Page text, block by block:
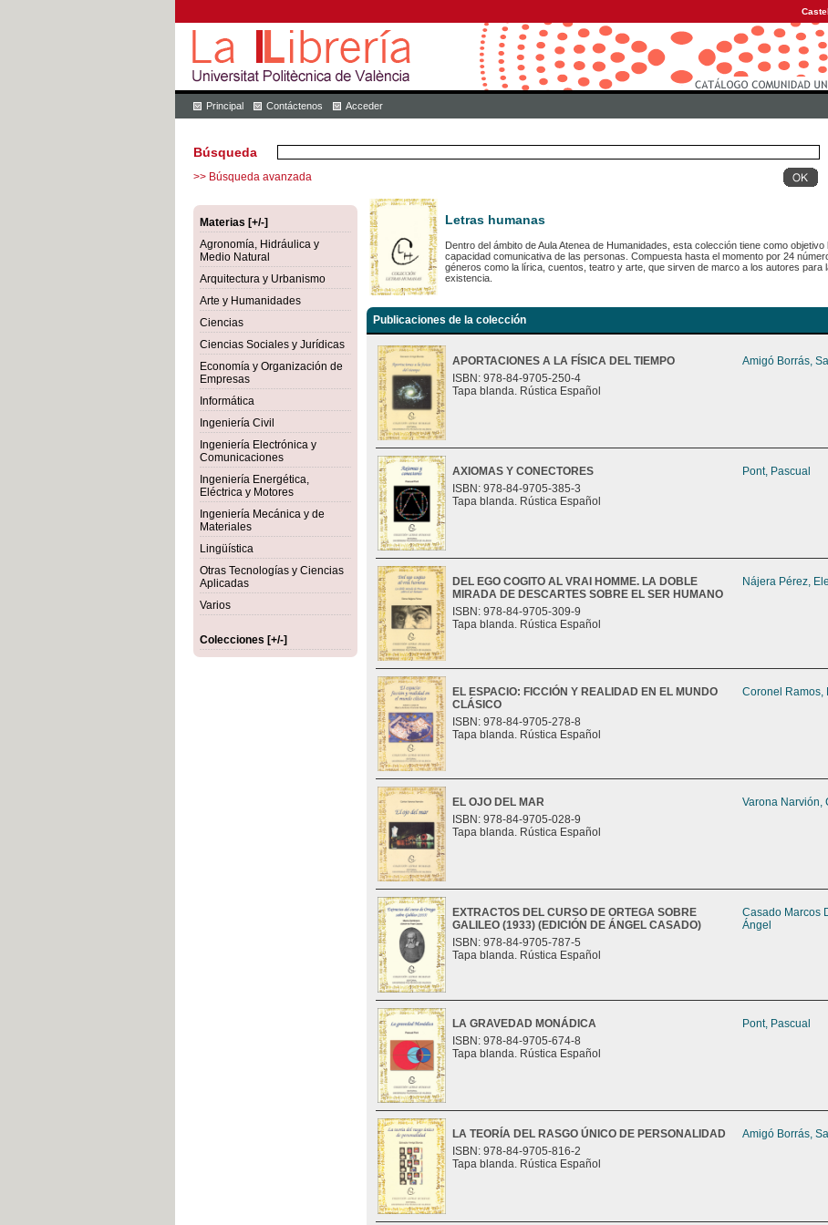
Principal Contáctenos Acceder
Búsqueda
>> Búsqueda avanzada
Materias [+/-]
Agronomía, Hidráulica y
Medio Natural
Arquitectura y Urbanismo
Arte y Humanidades
Ciencias
Ciencias Sociales y Jurídicas
Economía y Organización de
Empresas
Informática
Ingeniería Civil
Ingeniería Electrónica y
Comunicaciones
Ingeniería Energética,
Eléctrica y Motores
Ingeniería Mecánica y de
Materiales
Lingüística
Otras Tecnologías y Ciencias
Aplicadas
Varios
Colecciones [+/-]
Letras humanas
Dentro del ámbito de Aula Atenea de Humanidades, esta colección tiene como
capacidad comunicativa de las personas. Compuesta hasta el momento por 24
géneros como la lírica, cuentos, teatro y arte, que sirven de marco a los autores para
existencia.
Publicaciones de la colección
APORTACIONES A LA FÍSICA DEL TIEMPO
ISBN: 978-84-9705-250-4
Tapa blanda. Rústica Español
Amigó Borrás,
AXIOMAS Y CONECTORES
ISBN: 978-84-9705-385-3
Tapa blanda. Rústica Español
Pont, Pascual
DEL EGO COGITO AL VRAI HOMME. LA DOBLE
MIRADA DE DESCARTES SOBRE EL SER HUMANO
ISBN: 978-84-9705-309-9
Tapa blanda. Rústica Español
Nájera Pérez,
EL ESPACIO: FICCIÓN Y REALIDAD EN EL MUNDO
CLÁSICO
ISBN: 978-84-9705-278-8
Tapa blanda. Rústica Español
Coronel Ramos,
EL OJO DEL MAR
ISBN: 978-84-9705-028-9
Tapa blanda. Rústica Español
Varona Narvión,
EXTRACTOS DEL CURSO DE ORTEGA SOBRE
GALILEO (1933) (EDICIÓN DE ÁNGEL CASADO)
ISBN: 978-84-9705-787-5
Tapa blanda. Rústica Español
Casado Marcos
Ángel
LA GRAVEDAD MONÁDICA
ISBN: 978-84-9705-674-8
Tapa blanda. Rústica Español
Pont, Pascual
LA TEORÍA DEL RASGO ÚNICO DE PERSONALIDAD
ISBN: 978-84-9705-816-2
Tapa blanda. Rústica Español
Amigó Borrás,